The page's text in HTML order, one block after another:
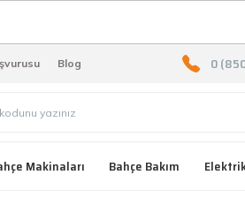
Blog 0
Makinaları Bahçe Bakım